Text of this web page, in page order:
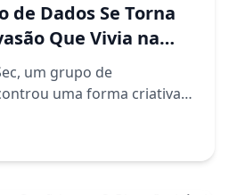
de Dados Se Torna
Que Vivia na
um grupo de
uma forma criativa e
um banco de
de contr...